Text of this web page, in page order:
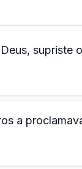
supriste
a